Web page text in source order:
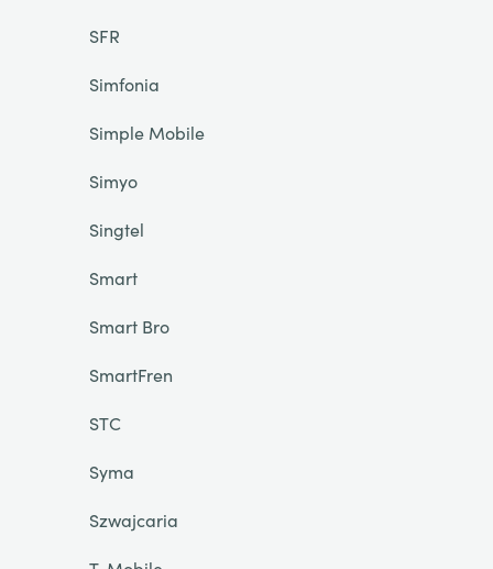
SFR
Simfonia
Simple Mobile
Simyo
Singtel
Smart
Smart Bro
SmartFren
STC
Syma
Szwajcaria